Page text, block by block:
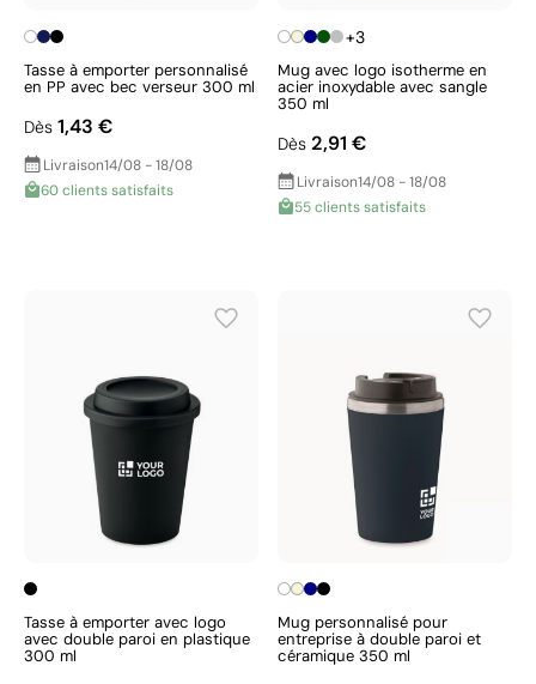
Tasse à emporter personnalisé
en PP avec bec verseur 300 ml
Dès 1,43 €
Livraison14/08 - 18/08
60 clients satisfaits
+3
Mug avec logo isotherme en
acier inoxydable avec sangle
350 ml
Dès 2,91 €
Livraison14/08 - 18/08
55 clients satisfaits
Tasse à emporter avec logo
avec double paroi en plastique
300 ml
Mug personnalisé pour
entreprise à double paroi et
céramique 350 ml